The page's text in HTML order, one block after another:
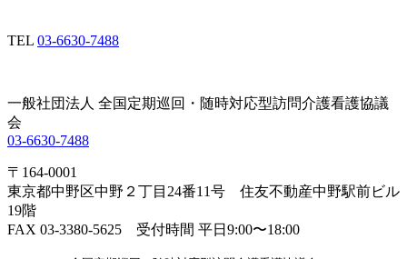
TEL 03-6630-7488
一般社団法人 全国定期巡回・随時対応型訪問介護看護協議
会
03-6630-7488
〒164-0001
東京都中野区中野２丁目24番11号 住友不動産中野駅前ビル
19階
FAX 03-3380-5625 受付時間 平日9:00〜18:00